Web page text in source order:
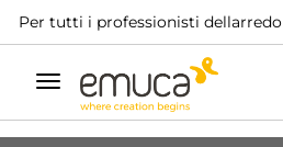
Per tutti i professionisti dellarredo
Navigazione